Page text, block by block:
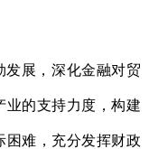
发展，深化金融对贸
业的支持力度，构建
困难，充分发挥财政